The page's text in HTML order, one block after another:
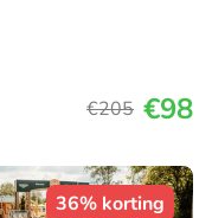
€205 €98
36% korting